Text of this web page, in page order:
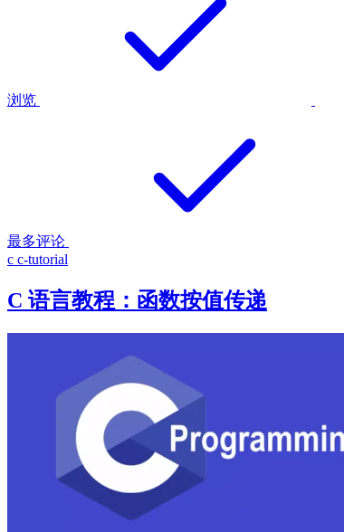
浏览
最多评论
c c-tutorial
C 语言教程：函数按值传递